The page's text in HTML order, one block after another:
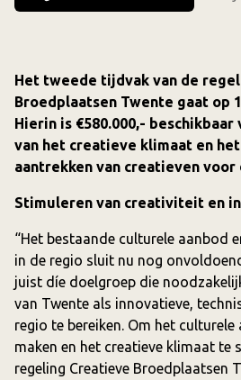
Het tweede tijdvak van de
Broedplaatsen Twente gaat op
Hierin is €580.000,-
van het creatieve klimaat en
aantrekken van creatieven
Stimuleren van creativiteit en
“Het bestaande culturele aanbod
in de regio sluit nu nog
juist díe doelgroep die
van Twente als innovatieve,
regio te bereiken. Om het
maken en het creatieve klimaat te
regeling Creatieve Broedplaatsen